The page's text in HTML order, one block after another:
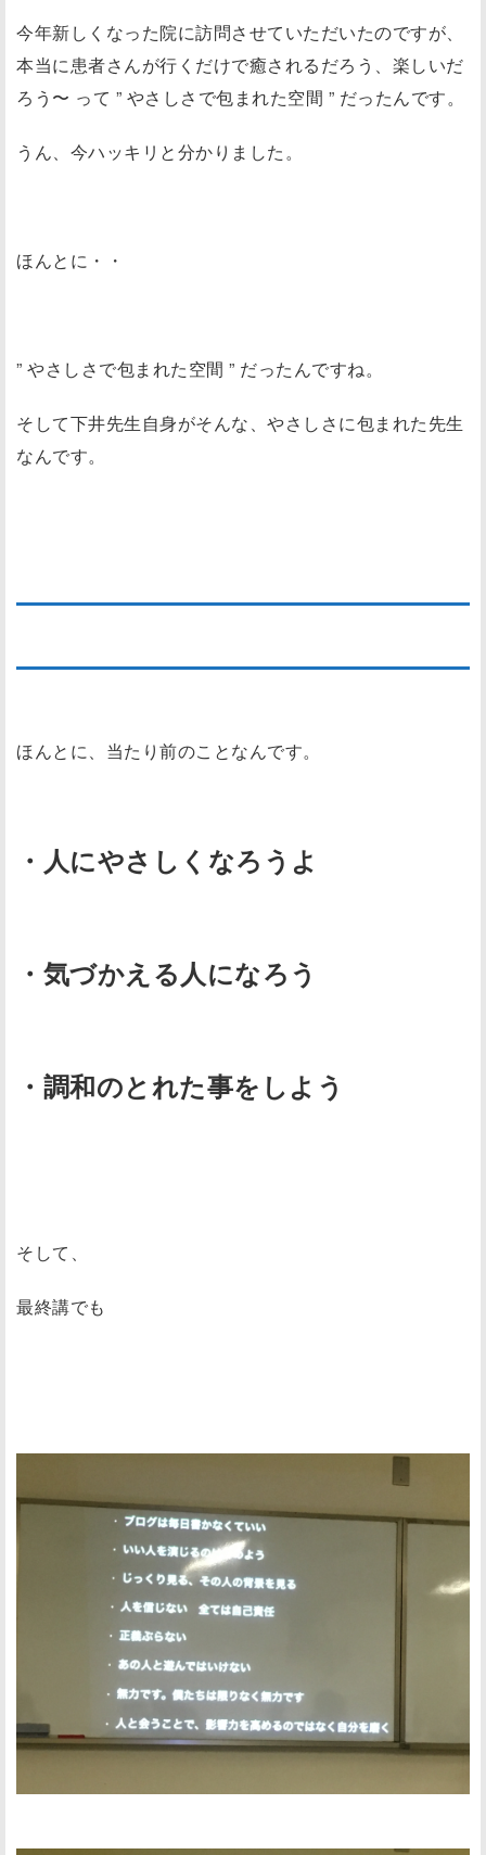
今年新しくなった院に訪問させていただいたのですが、
本当に患者さんが行くだけで癒されるだろう、楽しいだ
ろう〜 って ” やさしさで包まれた空間 ” だったんです。
うん、今ハッキリと分かりました。
ほんとに・・
” やさしさで包まれた空間 ” だったんですね。
そして下井先生自身がそんな、やさしさに包まれた先生
なんです。
ほんとに、当たり前のことなんです。
・人にやさしくなろうよ
・気づかえる人になろう
・調和のとれた事をしよう
そして、
最終講でも